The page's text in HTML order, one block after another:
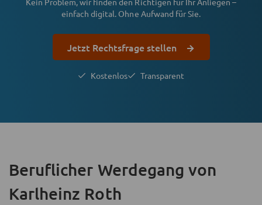
einfach digital. Ohne Aufwand für Sie.
Jetzt Rechtsfrage stellen
Kostenlos Transparent
Beruflicher Werdegang von
Karlheinz Roth